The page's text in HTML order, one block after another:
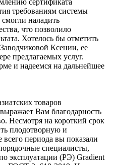
сертификата
требованиям системы
наладить
что позволило
Хотелось бы отметить
Ксении, ее
предлагаемых услуг.
и надеемся на дальнейшее
товаров
Вам благодарность
Несмотря на короткий срок
плодотворную и
периода вы показали
специалисты,
эксплуатации (РЭ) Gradient